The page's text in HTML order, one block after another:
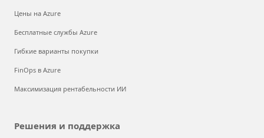
Цены на Azure
Бесплатные службы Azure
Гибкие варианты покупки
FinOps в Azure
Максимизация рентабельности ИИ
Решения и поддержка